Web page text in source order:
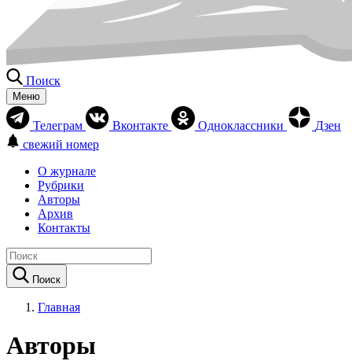
Поиск
Меню
Телеграм Вконтакте Одноклассники
Дзен
свежий номер
О журнале
Рубрики
Авторы
Архив
Контакты
Поиск
Главная
Авторы